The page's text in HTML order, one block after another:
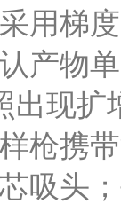
用梯
产物
扩增
枪携
吸头